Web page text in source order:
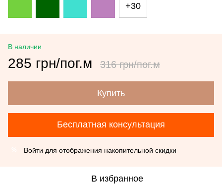
+30
В наличии
285 грн/пог.м 316 грн/пог.м
Купить
Бесплатная консультация
Войти для отображения накопительной скидки
В избранное